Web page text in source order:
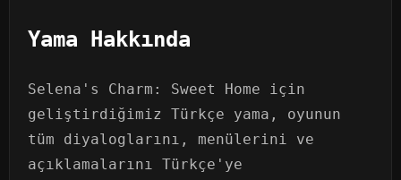
Yama Hakkında
Selena's Charm: Sweet Home için
geliştirdiğimiz Türkçe yama, oyunun
tüm diyaloglarını, menülerini ve
açıklamalarını Türkçe'ye